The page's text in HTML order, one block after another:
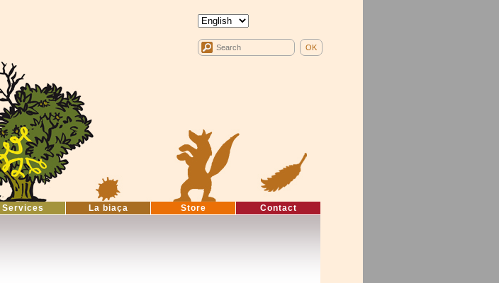
Services La biaça Store Contact